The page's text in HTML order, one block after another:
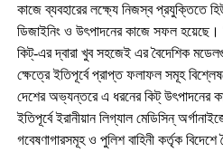
কাজে ব্যবহারের লক্ষ্যে নিজস্ব প্রযুক্তিতে
ডিজাইনিং ও উৎপাদনের কাজে সফল হয়েছে।
কিট্-এর দ্বারা খুব সহজেই এর বৈদেশিক
ক্ষেত্রে ইতিপূর্বে প্রাপ্ত ফলাফল সমূহ
দেশের অভ্যন্তরে এ ধরনের কিট্ উৎপাদনের
ইতিপূর্বে ইরানীয়ান লিগ্যাল মেডিসিন্
গবেষণাগারসমূহ ও পুলিশ বাহিনী কর্তৃক